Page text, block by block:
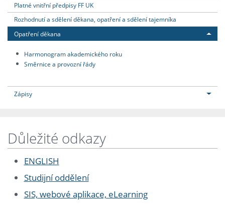
Platné vnitřní předpisy FF UK
Rozhodnutí a sdělení děkana, opatření a sdělení tajemníka
Opatření děkana
Harmonogram akademického roku
Směrnice a provozní řády
Zápisy
Důležité odkazy
ENGLISH
Studijní oddělení
SIS, webové aplikace, eLearning